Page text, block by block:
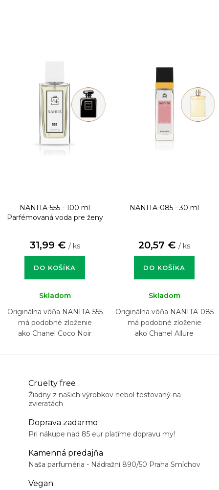
NANITA-555 - 100 ml
Parfémovaná voda pre ženy
31,99 € / ks
DO KOŠÍKA
Skladom
Originálna vôňa NANITA-555
má podobné zloženie
ako Chanel Coco Noir
NANITA-085 - 30 ml
20,57 € / ks
DO KOŠÍKA
Skladom
Originálna vôňa NANITA-085
má podobné zloženie
ako Chanel Allure
Cruelty free
Žiadny z našich výrobkov nebol testovaný na
zvieratách
Doprava zadarmo
Pri nákupe nad 85 eur platíme dopravu my!
Kamenná predajňa
Naša parfuméria - Nádražní 890/50 Praha Smíchov
Vegan